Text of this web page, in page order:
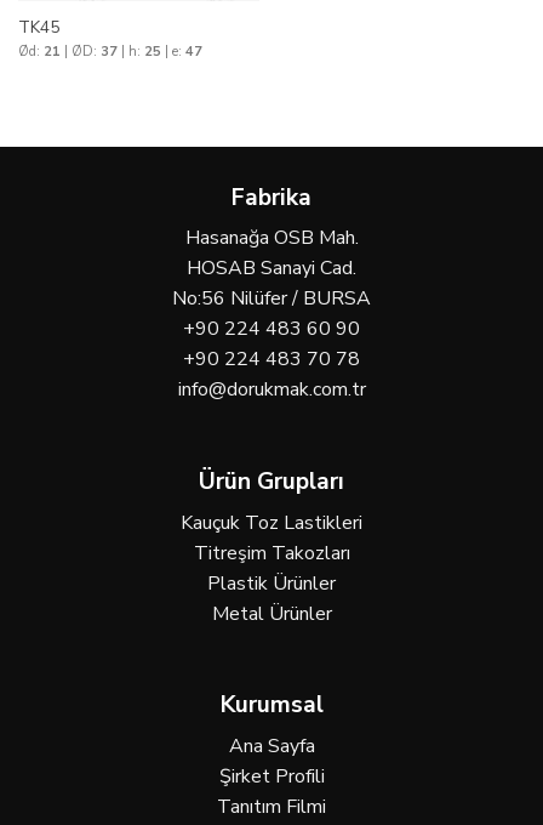
TK45
Ød: 21 | ØD: 37| h: 25 | e: 47
Fabrika
Hasanağa OSB Mah.
HOSAB Sanayi Cad.
No:56 Nilüfer / BURSA
+90 224 483 60 90
+90 224 483 70 78
info@dorukmak.com.tr
Ürün Grupları
Kauçuk Toz Lastikleri
Titreşim Takozları
Plastik Ürünler
Metal Ürünler
Kurumsal
Ana Sayfa
Şirket Profili
Tanıtım Filmi